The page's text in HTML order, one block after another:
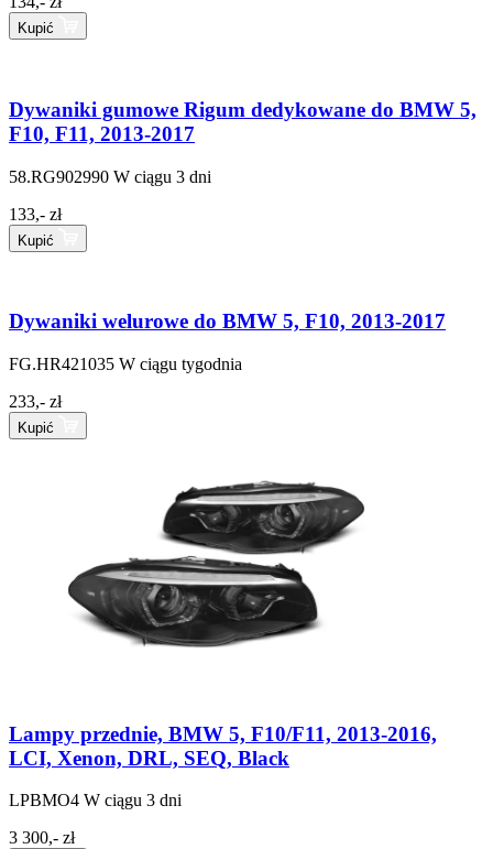
Kupić
Dywaniki gumowe Rigum dedykowane do BMW 5,
F10, F11, 2013-2017
58.RG902990 W ciągu 3 dni
133,- zł
Kupić
Dywaniki welurowe do BMW 5, F10, 2013-2017
FG.HR421035 W ciągu tygodnia
233,- zł
Kupić
Lampy przednie, BMW 5, F10/F11, 2013-2016,
LCI, Xenon, DRL, SEQ, Black
LPBMO4 W ciągu 3 dni
3 300,- zł